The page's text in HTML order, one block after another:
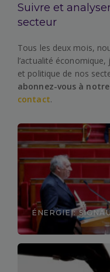
Suivre et
secteur
Tous les deux mois,
l’actualité
et politique de nos
abonnez-vous à
contact.
ÉNERGIE :
Découvrir